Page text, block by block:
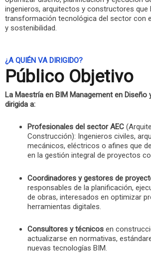
ingenieros, arquitectos y constructores que
transformación tecnológica del sector con
y sostenibilidad.
¿A QUIÉN VA DIRIGIDO?
Público Objetivo
La Maestría en BIM Management en
dirigida a:
Profesionales del sector AEC
Construcción): Ingenieros civiles,
mecánicos, eléctricos o afines que
en la gestión integral de proyectos
Coordinadores y gestores de
responsables de la planificación,
de obras, interesados en optimizar
herramientas digitales.
Consultores y técnicos en
actualizarse en normativas,
nuevas tecnologías BIM.